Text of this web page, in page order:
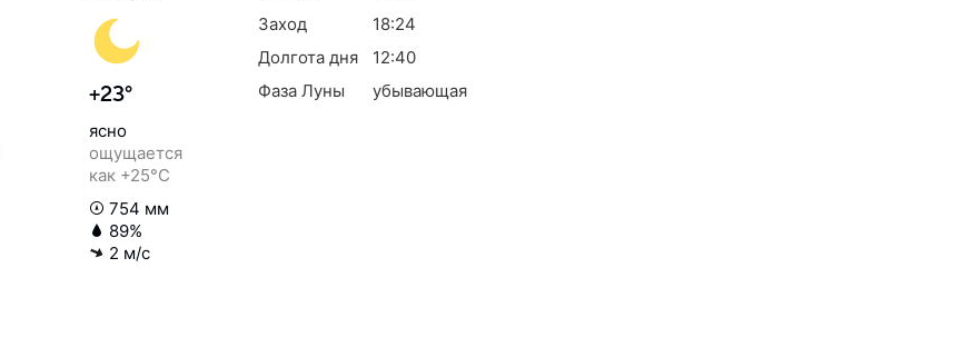
+23°
ясно
ощущается
как +25°C
754 мм
89%
2 м/с
Заход
18:24
Долгота дня
12:40
Фаза Луны
убывающая